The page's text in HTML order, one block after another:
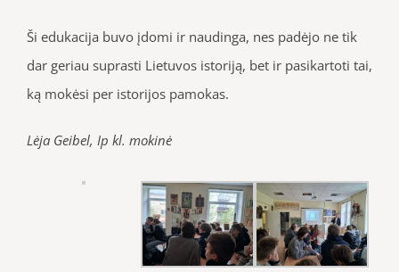
Ši edukacija buvo įdomi ir naudinga, nes padėjo ne tik
dar geriau suprasti Lietuvos istoriją, bet ir pasikartoti tai,
ką mokėsi per istorijos pamokas.
Lėja Geibel, Ip kl. mokinė